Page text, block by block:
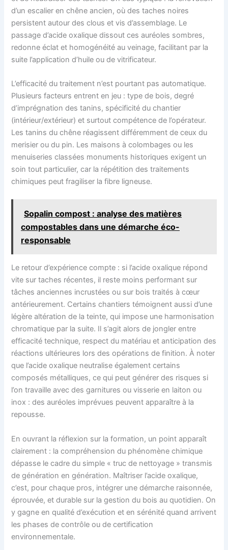
d’un escalier en chêne ancien, où des taches noires
persistent autour des clous et vis d’assemblage. Le
passage d’acide oxalique dissout ces auréoles sombres,
redonne éclat et homogénéité au veinage, facilitant par la
suite l’application d’huile ou de vitrificateur.
L’efficacité du traitement n’est pourtant pas automatique.
Plusieurs facteurs entrent en jeu : type de bois, degré
d’imprégnation des tanins, spécificité du chantier
(intérieur/extérieur) et surtout compétence de l’opérateur.
Les tanins du chêne réagissent différemment de ceux du
merisier ou du pin. Les maisons à colombages ou les
menuiseries classées monuments historiques exigent un
soin tout particulier, car la répétition des traitements
chimiques peut fragiliser la fibre ligneuse.
Sopalin compost : analyse des matières
compostables dans une démarche éco-
responsable
Le retour d’expérience compte : si l’acide oxalique répond
vite sur taches récentes, il reste moins performant sur
tâches anciennes incrustées ou sur bois traités à cœur
antérieurement. Certains chantiers témoignent aussi d’une
légère altération de la teinte, qui impose une harmonisation
chromatique par la suite. Il s’agit alors de jongler entre
efficacité technique, respect du matériau et anticipation des
réactions ultérieures lors des opérations de finition. À noter
que l’acide oxalique neutralise également certains
composés métalliques, ce qui peut générer des risques si
l’on travaille avec des garnitures ou visserie en laiton ou
inox : des auréoles imprévues peuvent apparaître à la
repousse.
En ouvrant la réflexion sur la formation, un point apparaît
clairement : la compréhension du phénomène chimique
dépasse le cadre du simple « truc de nettoyage » transmis
de génération en génération. Maîtriser l’acide oxalique,
c’est, pour chaque pros, intégrer une démarche raisonnée,
éprouvée, et durable sur la gestion du bois au quotidien. On
y gagne en qualité d’exécution et en sérénité quand arrivent
les phases de contrôle ou de certification
environnementale.